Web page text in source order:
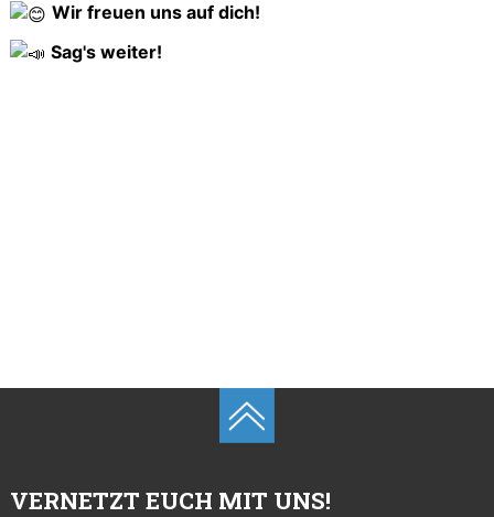
Wir freuen uns auf dich!
Sag's weiter!
VERNETZT EUCH MIT UNS!